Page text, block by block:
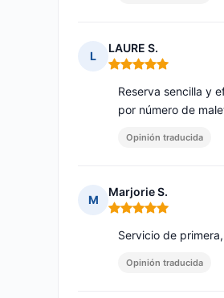
L
LAURE S.
Nota: 5 de 5
Reserva sencilla y
por número de
Opinión traducida
M
Marjorie S.
Nota: 5 de 5
Servicio de
Opinión traducida